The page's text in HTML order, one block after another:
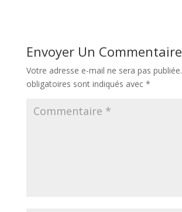
Envoyer Un Commentaire
Votre adresse e-mail ne sera pas publiée.
obligatoires sont indiqués avec *